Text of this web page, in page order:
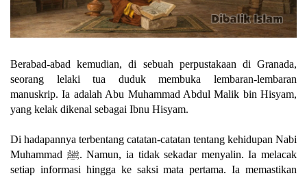
Berabad-abad kemudian, di sebuah perpustakaan di Granada,
seorang lelaki tua duduk membuka lembaran-lembaran
manuskrip. Ia adalah Abu Muhammad Abdul Malik bin Hisyam,
yang kelak dikenal sebagai Ibnu Hisyam.
Di hadapannya terbentang catatan-catatan tentang kehidupan Nabi
Muhammad ﷺ. Namun, ia tidak sekadar menyalin. Ia melacak
setiap informasi hingga ke saksi mata pertama. Ia memastikan